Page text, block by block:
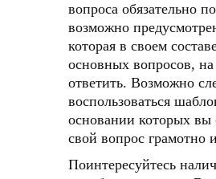
вопроса обязательно
возможно
которая в своем
основных вопросов,
ответить. Возможно
воспользоваться
основании которых вы
свой вопрос грамотно
Поинтересуйтесь